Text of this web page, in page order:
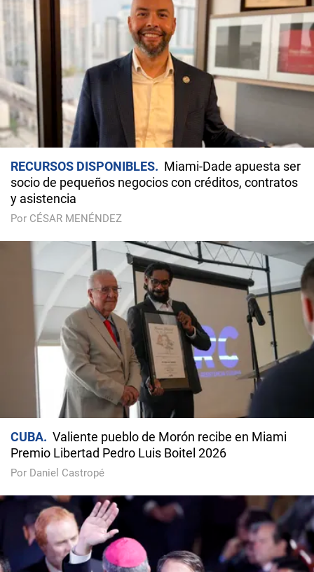
RECURSOS DISPONIBLES
Miami-Dade apuesta ser
socio de pequeños negocios con créditos, contratos
y asistencia
Por CÉSAR MENÉNDEZ
CUBA
Valiente pueblo de Morón recibe en Miami
Premio Libertad Pedro Luis Boitel 2026
Por Daniel Castropé